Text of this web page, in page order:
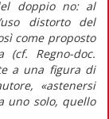
doppio no: al
distorto del
come proposto
Regno-doc.
a una figura di
«astenersi
uno solo, quello